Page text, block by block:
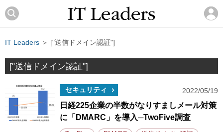
IT Leaders ＞ ["送信ドメイン認証"]
["送信ドメイン認証"]
セキュリティ 2022/05/19
日経225企業の半数がなりすましメール対策
に「DMARC」を導入─TwoFive調査